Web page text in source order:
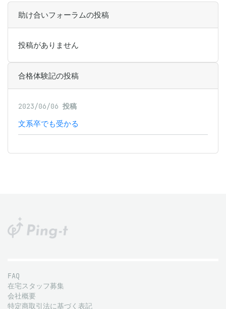
助け合いフォーラムの投稿
投稿がありません
合格体験記の投稿
2023/06/06 投稿
文系卒でも受かる
FAQ
在宅スタッフ募集
会社概要
特定商取引法に基づく表記